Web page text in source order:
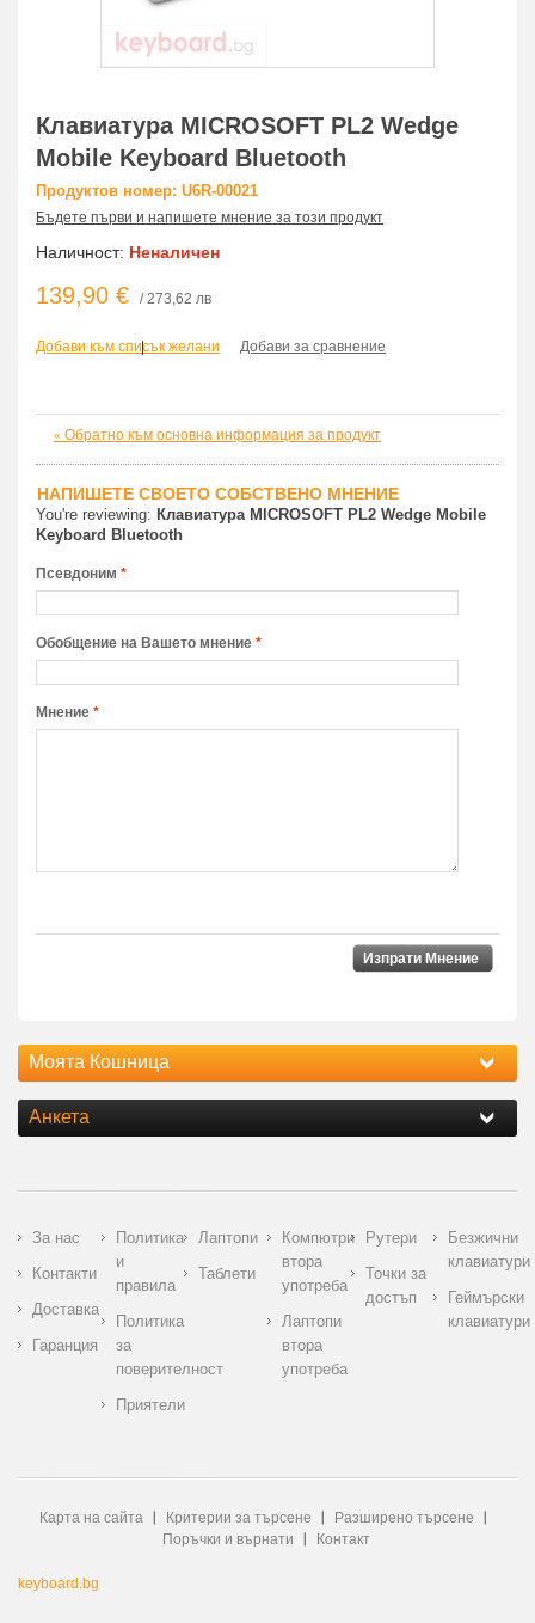
Клавиатура MICROSOFT PL2 Wedge
Mobile Keyboard Bluetooth
Продуктов номер: U6R-00021
Бъдете първи и напишете мнение за този продукт
Наличност: Неналичен
139,90 € / 273,62 лв
Добави към списък желани
| Добави за сравнение
« Обратно към основна информация за продукт
НАПИШЕТЕ СВОЕТО СОБСТВЕНО МНЕНИЕ
You're reviewing: Клавиатура MICROSOFT PL2 Wedge Mobile
Keyboard Bluetooth
*
Псевдоним
*
Обобщение на Вашето мнение
*
Мнение
Изпрати Мнение
Моята Кошница
Анкета
За нас
Контакти
Доставка
Гаранция
Политика
и
правила
Политика
за
поверителност
Приятели
Лаптопи
Таблети
Компютри
втора
употреба
Лаптопи
втора
употреба
Рутери
Точки за
достъп
Безжични
клавиатури
Геймърски
клавиатури
Карта на сайта Критерии за търсене
Разширено търсене
Поръчки и върнати
Контакт
keyboard.bg